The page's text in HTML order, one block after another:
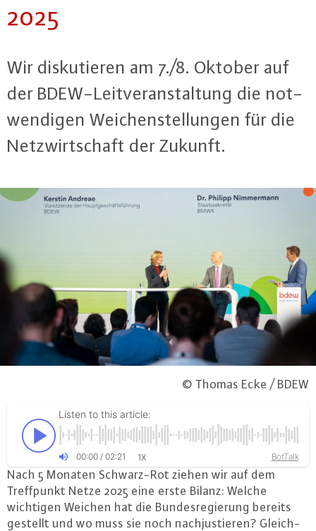
2025
Wir dis­ku­tie­ren am 7./8. Oktober auf
der BDEW-Leit­ver­an­stal­tung die not­
wen­di­gen Wei­chen­stel­lun­gen für die
Netz­wirt­schaft der Zukunft.
© Thomas Ecke / BDEW
Listen to this article:
00:00 / 02:21 1X BotTalk
Nach 5 Monaten Schwarz-Rot ziehen wir auf dem
Treff­punkt Netze 2025 eine erste Bilanz: Welche
wichtigen Weichen hat die Bun­des­re­gie­rung bereits
gestellt und wo muss sie noch nach­jus­tie­ren? Gleich­